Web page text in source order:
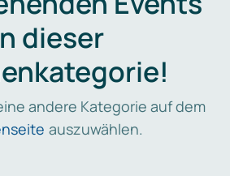
dieser
andere Kategorie auf dem
auszuwählen.